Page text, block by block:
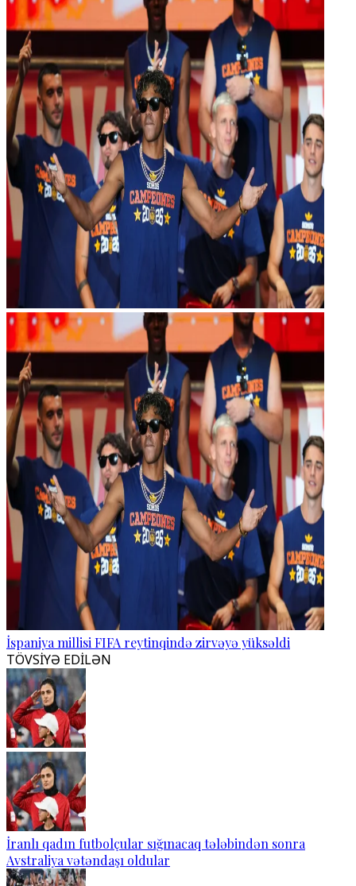
İspaniya millisi FIFA reytinqində zirvəyə yüksəldi
TÖVSİYƏ EDİLƏN
İranlı qadın futbolçular sığınacaq tələbindən sonra
Avstraliya vətəndaşı oldular